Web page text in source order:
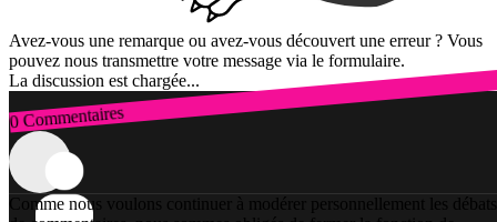
Avez-vous une remarque ou avez-vous découvert une erreur ? Vous
pouvez nous transmettre votre message via le formulaire.
La discussion est chargée...
0 Commentaires
Connexion
Comme nous voulons continuer à modérer personnellement les débats